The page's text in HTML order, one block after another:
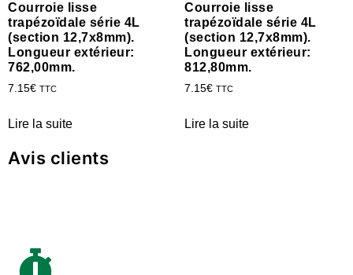
Courroie lisse
trapézoïdale série 4L
(section 12,7x8mm).
Longueur extérieur:
762,00mm.
7.15€ TTC
Lire la suite
Courroie lisse
trapézoïdale série 4L
(section 12,7x8mm).
Longueur extérieur:
812,80mm.
7.15€ TTC
Lire la suite
Avis clients